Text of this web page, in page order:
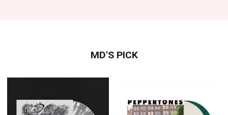
MD'S PICK